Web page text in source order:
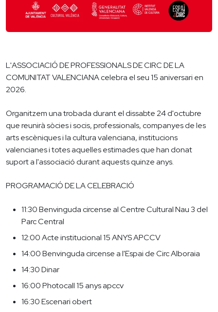
L'ASSOCIACIÓ DE PROFESSIONALS DE CIRC DE LA
COMUNITAT VALENCIANA celebra el seu 15 aniversari en
2026.
Organitzem una trobada durant el dissabte 24 d'octubre
que reunirà sòcies i socis, professionals, companyes de les
arts escèniques i la cultura valenciana, institucions
valencianes i totes aquelles estimades que han donat
suport a l'associació durant aquests quinze anys.
PROGRAMACIÓ DE LA CELEBRACIÓ
11:30 Benvinguda circense al Centre Cultural Nau 3 del
Parc Central
12:00 Acte institucional 15 ANYS APCCV
14:00 Benvinguda circense a l'Espai de Circ Alboraia
14:30 Dinar
16:00 Photocall 15 anys apccv
16:30 Escenari obert